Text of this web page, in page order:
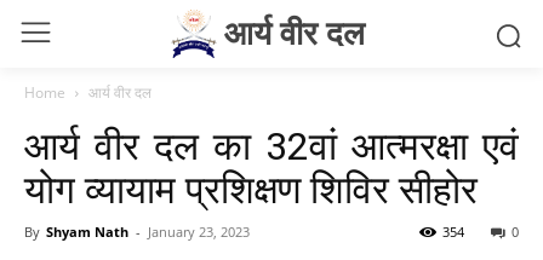
आर्य वीर दल
Home आर्य वीर दल
आर्य वीर दल का 32वां आत्मरक्षा एवं
योग व्यायाम प्रशिक्षण शिविर सीहोर
By Shyam Nath - January 23, 2023 0
354